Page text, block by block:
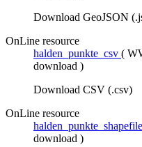
Download GeoJSON
OnLine resource
halden_punkte_csv (
download )
Download CSV (.csv)
OnLine resource
halden_punkte_shapefile
download )